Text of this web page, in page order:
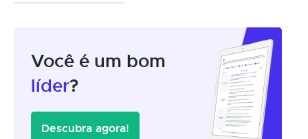
Você é um bom
líder?
Descubra agora!